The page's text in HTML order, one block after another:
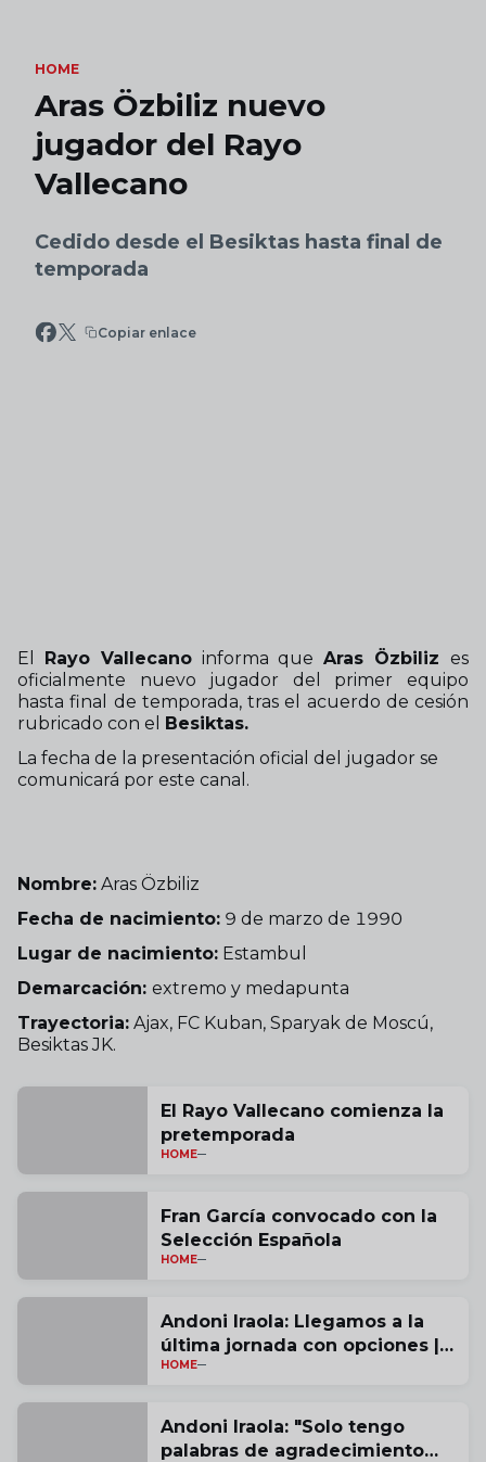
HOME
Aras Özbiliz nuevo
jugador del Rayo
Vallecano
Cedido desde el Besiktas hasta final de
temporada
Copiar enlace
El Rayo Vallecanoinforma queAras Özbilizes
oficialmente nuevo jugador del primer equipo
hasta final de temporada, tras el acuerdo de cesión
rubricado con el Besiktas.
La fecha de la presentación oficial del jugador se
comunicará por este canal.
Nombre: Aras Özbiliz
Fecha de nacimiento: 9 de marzo de 1990
Lugar de nacimiento: Estambul
Demarcación: extremo y medapunta
Trayectoria: Ajax, FC Kuban, Sparyak de Moscú,
Besiktas JK.
El Rayo Vallecano comienza la
pretemporada
HOME
Fran García convocado con la
Selección Española
HOME
Andoni Iraola: Llegamos a la
última jornada con opciones |
vídeo
HOME
Andoni Iraola: "Solo tengo
palabras de agradecimiento